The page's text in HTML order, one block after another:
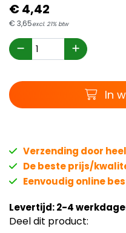
€4,42
€ 3,65excl. 21% btw
In
Verzending door
De beste prijs/
Eenvoudig online
Levertijd: 2-4
Deel dit product: